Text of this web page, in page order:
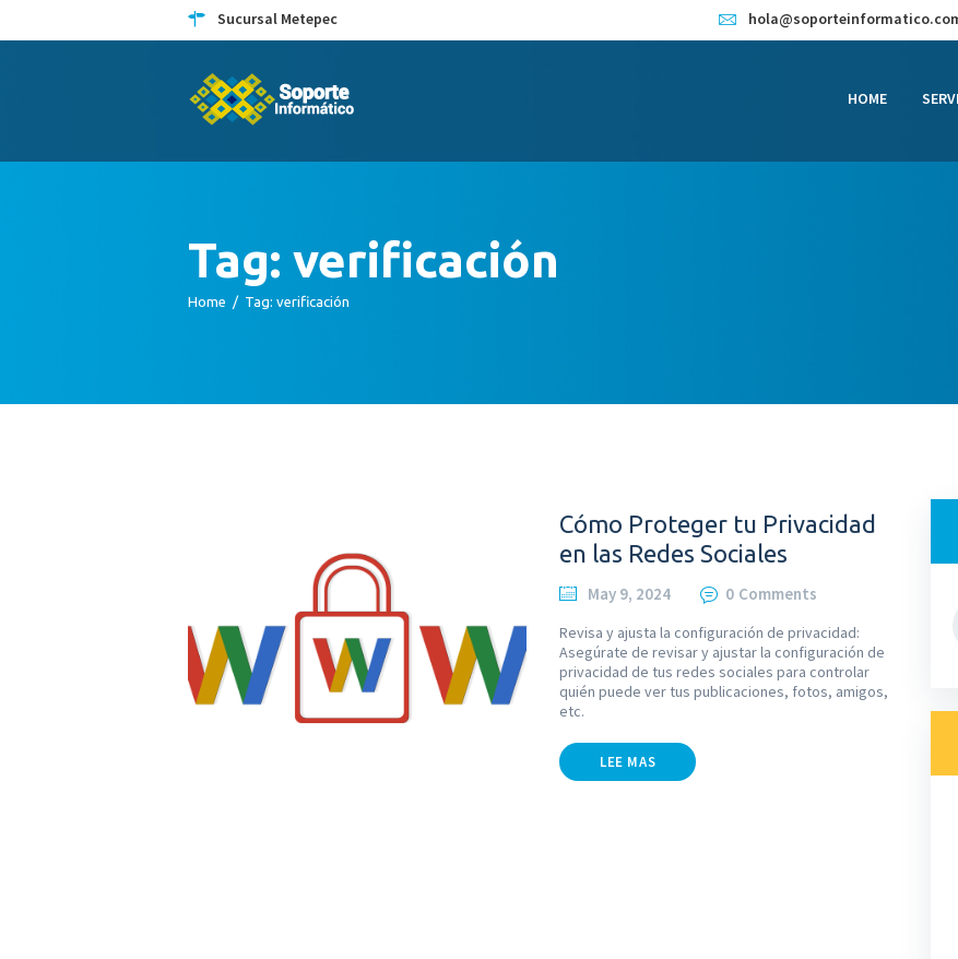
Sucursal Metepec
HOME
Tag: verificación
Home Tag: verificación
TIENDA
Cómo Proteger tu Privacidad
en las Redes Sociales
May 9, 2024 0 Comments
Revisa y ajusta la configuración de privacidad:
Asegúrate de revisar y ajustar la configuración de
privacidad de tus redes sociales para controlar
quién puede ver tus publicaciones, fotos, amigos,
etc.
LEE MAS